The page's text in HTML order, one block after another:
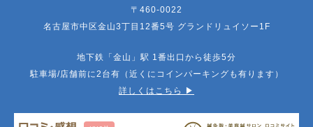
〒460-0022
名古屋市中区金山3丁目12番5号 グランドリュイソー1F
地下鉄「金山」駅 1番出口から徒歩5分
駐車場/店舗前に2台有（近くにコインパーキングも有ります）
詳しくはこちら ▶︎